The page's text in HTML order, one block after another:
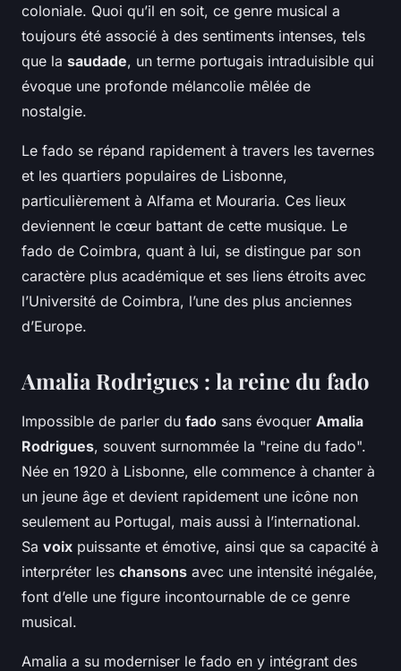
coloniale. Quoi qu’il en soit, ce genre musical a
toujours été associé à des sentiments intenses, tels
que la saudade, un terme portugais intraduisible qui
évoque une profonde mélancolie mêlée de
nostalgie.
Le fado se répand rapidement à travers les tavernes
et les quartiers populaires de Lisbonne,
particulièrement à Alfama et Mouraria. Ces lieux
deviennent le cœur battant de cette musique. Le
fado de Coimbra, quant à lui, se distingue par son
caractère plus académique et ses liens étroits avec
l’Université de Coimbra, l’une des plus anciennes
d’Europe.
Amalia Rodrigues : la reine du fado
Impossible de parler du fado sans évoquer Amalia
Rodrigues, souvent surnommée la "reine du fado".
Née en 1920 à Lisbonne, elle commence à chanter à
un jeune âge et devient rapidement une icône non
seulement au Portugal, mais aussi à l’international.
Sa voix puissante et émotive, ainsi que sa capacité à
interpréter les chansons avec une intensité inégalée,
font d’elle une figure incontournable de ce genre
musical.
Amalia a su moderniser le fado en y intégrant des